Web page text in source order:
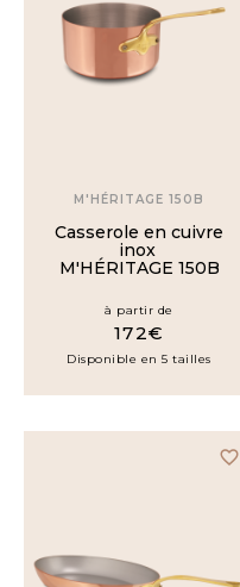
M'HÉRITAGE 150B
Casserole en cuivre
inox
M'HÉRITAGE 150B
à partir de
172€
Disponible en 5 tailles
favorite_border